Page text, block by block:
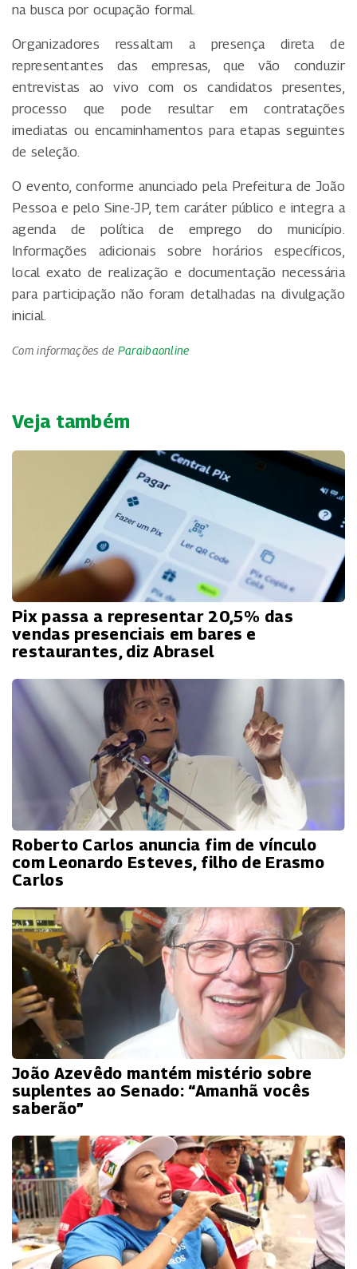
na busca por ocupação formal.
Organizadores ressaltam a presença direta de
representantes das empresas, que vão conduzir
entrevistas ao vivo com os candidatos presentes,
processo que pode resultar em contratações
imediatas ou encaminhamentos para etapas seguintes
de seleção.
O evento, conforme anunciado pela Prefeitura de João
Pessoa e pelo Sine-JP, tem caráter público e integra a
agenda de política de emprego do município.
Informações adicionais sobre horários específicos,
local exato de realização e documentação necessária
para participação não foram detalhadas na divulgação
inicial.
Com informações de Paraibaonline
Veja também
Pix passa a representar 20,5% das
vendas presenciais em bares e
restaurantes, diz Abrasel
Roberto Carlos anuncia fim de vínculo
com Leonardo Esteves, filho de Erasmo
Carlos
João Azevêdo mantém mistério sobre
suplentes ao Senado: “Amanhã vocês
saberão”